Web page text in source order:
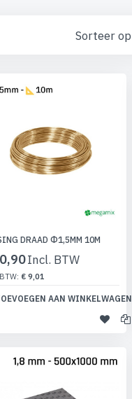
Sorteer op
DRAAD Φ1,5MM 10M
€ 9,01
AAN WINKELWAGEN